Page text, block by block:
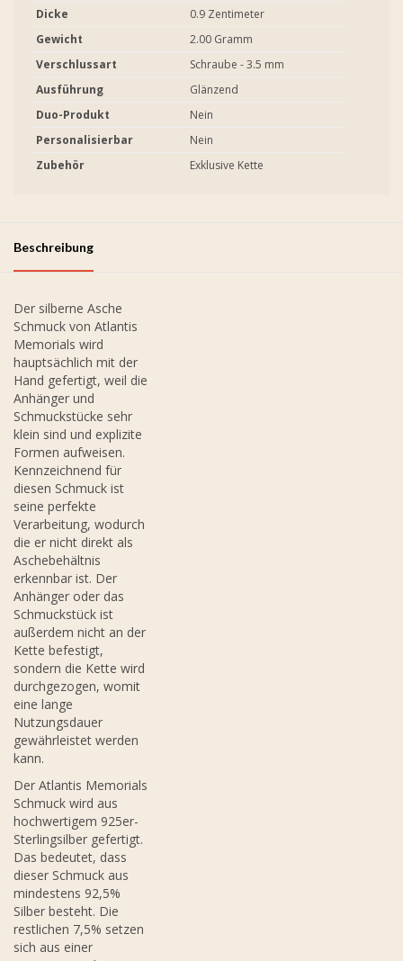
Dicke
0.9 Zentimeter
Gewicht
2.00 Gramm
Verschlussart
Schraube - 3.5 mm
Ausführung
Glänzend
Duo-Produkt
Nein
Personalisierbar
Nein
Zubehör
Exklusive Kette
Beschreibung
Der silberne Asche
Schmuck von Atlantis
Memorials wird
hauptsächlich mit der
Hand gefertigt, weil die
Anhänger und
Schmuckstücke sehr
klein sind und explizite
Formen aufweisen.
Kennzeichnend für
diesen Schmuck ist
seine perfekte
Verarbeitung, wodurch
die er nicht direkt als
Aschebehältnis
erkennbar ist. Der
Anhänger oder das
Schmuckstück ist
außerdem nicht an der
Kette befestigt,
sondern die Kette wird
durchgezogen, womit
eine lange
Nutzungsdauer
gewährleistet werden
kann.
Der Atlantis Memorials
Schmuck wird aus
hochwertigem 925er-
Sterlingsilber gefertigt.
Das bedeutet, dass
dieser Schmuck aus
mindestens 92,5%
Silber besteht. Die
restlichen 7,5% setzen
sich aus einer